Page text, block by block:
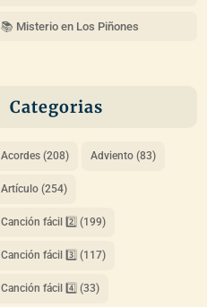
📚 Misterio en Los Piñones
Categorias
Acordes(208) Adviento(83)
Artículo(254)
Canción fácil 2️⃣ (199)
Canción fácil 3️⃣ (117)
Canción fácil 4️⃣ (33)